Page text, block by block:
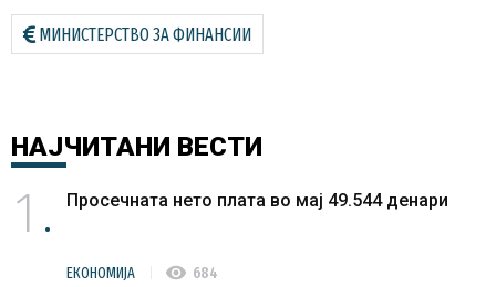
МИНИСТЕРСТВО ЗА ФИНАНСИИ
НАЈЧИТАНИ ВЕСТИ
1 Просечната нето плата во мај 49.544 денари
ЕКОНОМИЈА visibility 684